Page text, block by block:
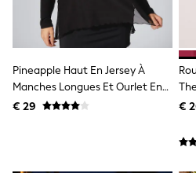
All Occasionwear
All Partywear
Dresses
Shoes
Cardigans
Pineapple Haut En Jersey À
Manches Longues Et Ourlet En
Maille
€ 29 €